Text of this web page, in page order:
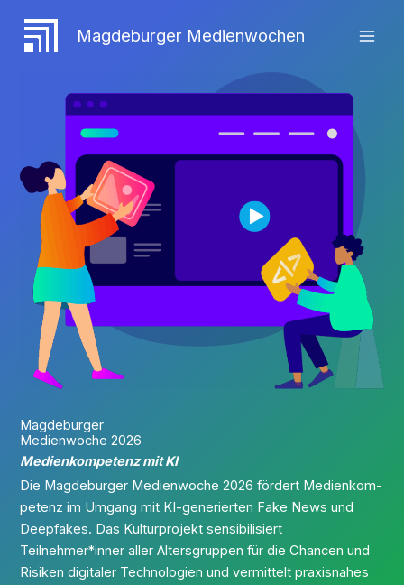
Inhalt
springen
Magdeburger Medienwochen
Magdeburger
Medien­­woche 2026
Medienkompetenz mit KI
Die Magdeburger Medi­en­wo­che 2026 för­dert Medi­en­kom­
pe­tenz im Umgang mit KI-gene­rier­ten Fake News und
Deepf­akes. Das Kul­tur­pro­jekt sen­si­bi­li­siert
Teilnehmer*inner aller Alters­grup­pen für die Chan­cen und
Risi­ken digi­ta­ler Tech­no­lo­gien und ver­mit­telt pra­xis­na­hes